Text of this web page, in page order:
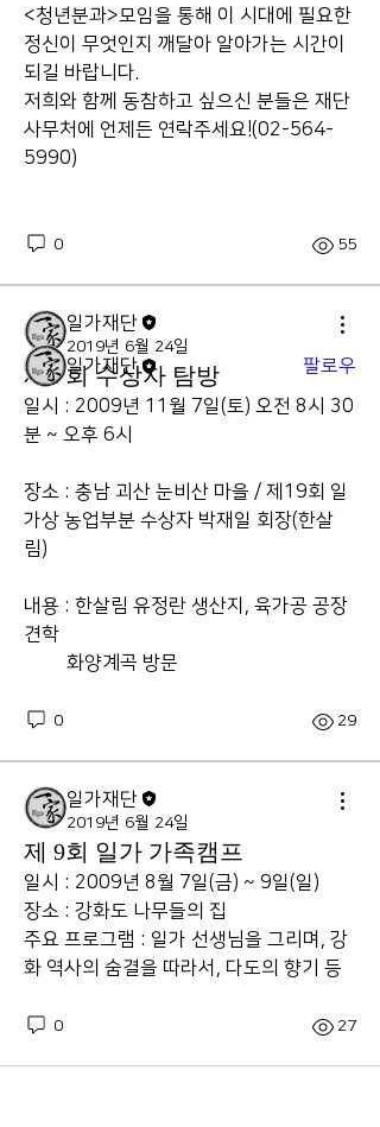
<청년분과>모임을 통해 이 시대에 필요한
정신이 무엇인지 깨달아 알아가는 시간이
되길 바랍니다.
저희와 함께 동참하고 싶으신 분들은 재단
사무처에 언제든 연락주세요!(02-564-
5990)
0 55
일가재단
2019년 6월 24일
제 7회 수상자 탐방
일시 : 2009년 11월 7일(토) 오전 8시 30
분 ~ 오후 6시
장소 : 충남 괴산 눈비산 마을 / 제19회 일
가상 농업부분 수상자 박재일 회장(한살
림)
내용 : 한살림 유정란 생산지, 육가공 공장
견학
화양계곡 방문
0 29
일가재단
2019년 6월 24일
제 9회 일가 가족캠프
일시 : 2009년 8월 7일(금) ~ 9일(일)
장소 : 강화도 나무들의 집
주요 프로그램 : 일가 선생님을 그리며, 강
화 역사의 숨결을 따라서, 다도의 향기 등
0 27
의 교류 및 업데이트 수신, 미디어 공유 등
의 활동을 시작하세요.
명
일가재단
팔로우
전체 회원 보기(1명)